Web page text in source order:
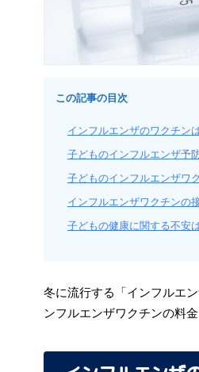
この記事の目次
インフルエンザのワクチン
子どものインフルエンザ予
子どものインフルエンザワ
インフルエンザワクチンの
子どもの健康に関する不安
冬に流行する「インフルエ
ンフルエンザワクチンの料